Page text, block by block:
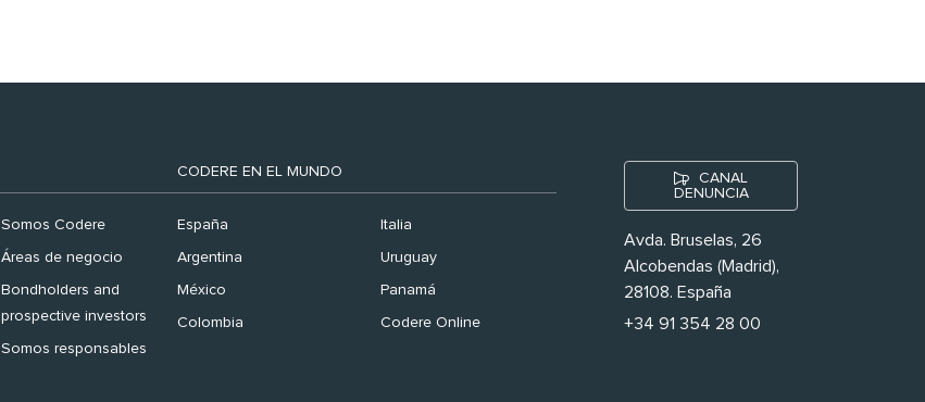
Somos Codere
Áreas de negocio
Bondholders and
prospective investors
Somos responsables
CODERE EN EL MUNDO
España Italia
Argentina Uruguay
México Panamá
Colombia Codere Online
CANAL
DENUNCIA
Avda. Bruselas, 26
Alcobendas (Madrid),
28108. España
+34 91 354 28 00